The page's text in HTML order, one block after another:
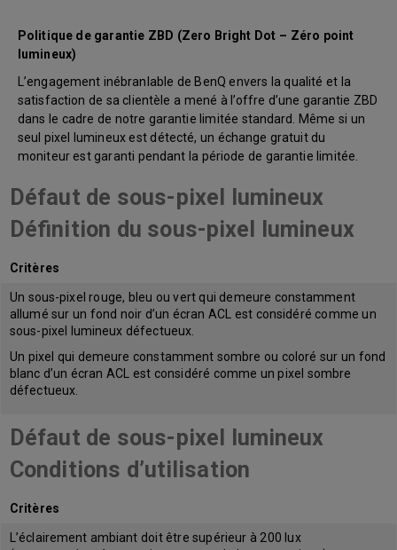
Politique de garantie ZBD (Zero Bright Dot – Zéro point
lumineux)
L’engagement inébranlable de BenQ envers la qualité et la
satisfaction de sa clientèle a mené à l’offre d’une garantie ZBD
dans le cadre de notre garantie limitée standard. Même si un
seul pixel lumineux est détecté, un échange gratuit du
moniteur est garanti pendant la période de garantie limitée.
Défaut de sous-pixel lumineux
Définition du sous-pixel lumineux
Critères
Un sous-pixel rouge, bleu ou vert qui demeure constamment
allumé sur un fond noir d’un écran ACL est considéré comme un
sous-pixel lumineux défectueux.
Un pixel qui demeure constamment sombre ou coloré sur un fond
blanc d’un écran ACL est considéré comme un pixel sombre
défectueux.
Défaut de sous-pixel lumineux
Conditions d’utilisation
Critères
L’éclairement ambiant doit être supérieur à 200 lux